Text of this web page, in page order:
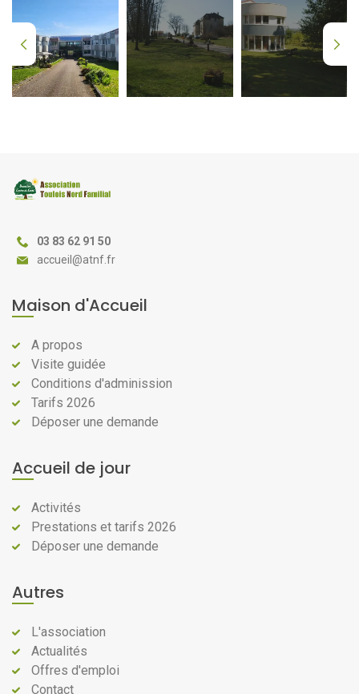
03 83 62 91 50
@
Maison d'Accueil
A propos
Visite guidée
Conditions d'adminission
Tarifs 2026
Déposer une demande
Accueil de jour
Activités
Prestations et tarifs 2026
Déposer une demande
Autres
L'association
Actualités
Offres d'emploi
Contact